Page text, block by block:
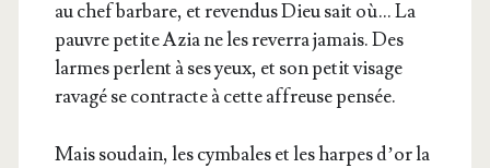
au chef bar­bare, et reven­dus Dieu sait où… La
pauvre petite Azia ne les rever­ra jamais. Des
larmes perlent à ses yeux, et son petit visage
rava­gé se contracte à cette affreuse pensée.
Mais sou­dain, les cym­bales et les harpes d’or la